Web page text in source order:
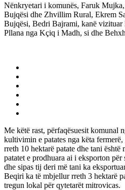
Nënkryetari i komunës, Faruk
Bujqësi dhe Zhvillim Rural, Ekrem
Bujqësi, Bedri Bajrami, kanë vizituar
Pllana nga Kçiq i Madh, si dhe
Me këtë rast, përfaqësuesit komunal
kultivimin e patates nga këta
rreth 10 hektarë patate dhe tani është
patatet e prodhuara ai i eksporton
dhe sipas tij deri më tani ka
Beqiri ka të mbjellur rreth 3 hektarë
tregun lokal për qytetarët mitrovicas.